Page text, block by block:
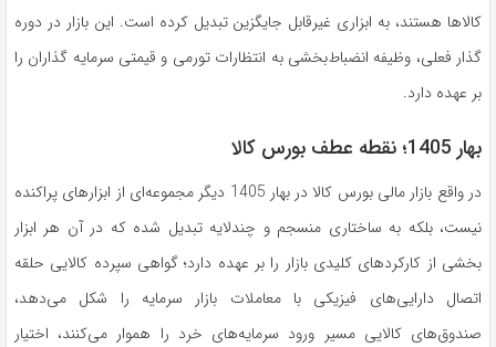
کالاها هستند، به ابزاری غیرقابل جایگزین تبدیل کرده است. این بازار در دوره
گذار فعلی، وظیفه انضباط‌بخشی به انتظارات تورمی و قیمتی سرمایه گذاران را
بر عهده دارد.
بهار 1405؛ نقطه عطف بورس کالا
در واقع بازار مالی بورس کالا در بهار 1405 دیگر مجموعه‌ای از ابزارهای پراکنده
نیست، بلکه به ساختاری منسجم و چندلایه تبدیل شده که در آن هر ابزار
بخشی از کارکردهای کلیدی بازار را بر عهده دارد؛ گواهی سپرده کالایی حلقه
اتصال دارایی‌های فیزیکی با معاملات بازار سرمایه را شکل می‌دهد،
صندوق‌های کالایی مسیر ورود سرمایه‌های خرد را هموار می‌کنند، اختیار